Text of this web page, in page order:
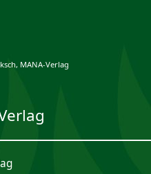
MANA-Verlag